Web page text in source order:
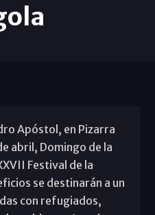
Apóstol, en Pizarra
abril, Domingo de la
Festival de la
se destinarán a un
con refugiados,